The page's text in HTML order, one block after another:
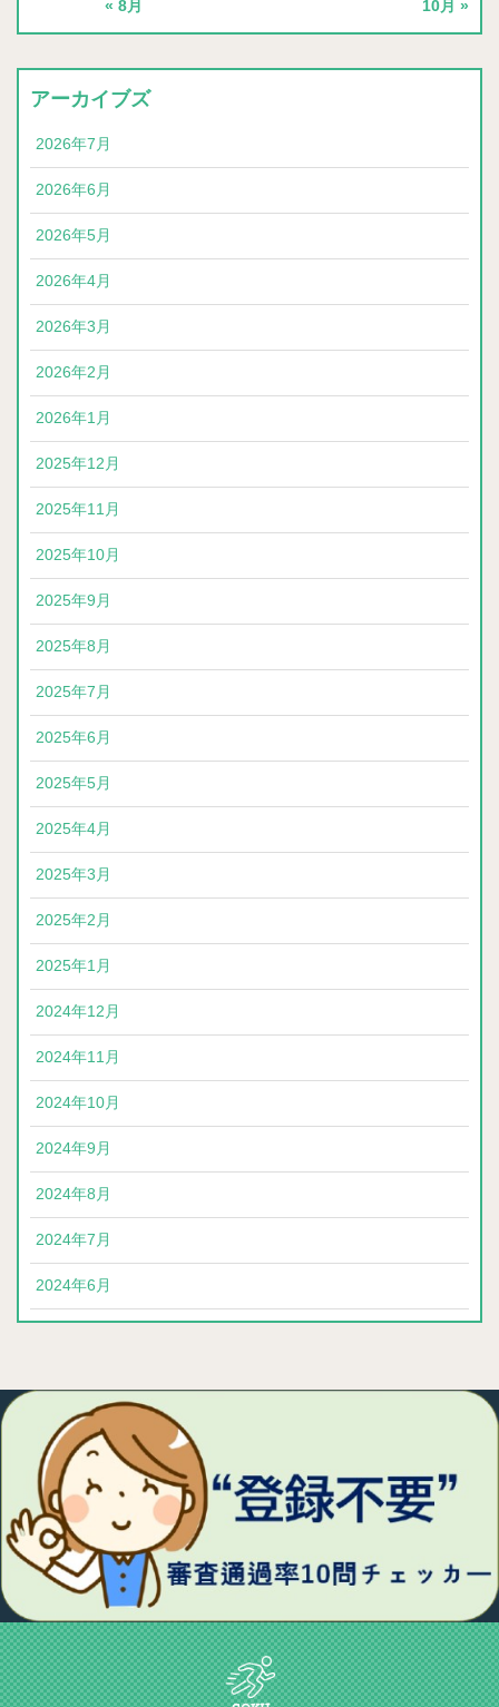
« 8月 10月 »
アーカイブズ
2026年7月
2026年6月
2026年5月
2026年4月
2026年3月
2026年2月
2026年1月
2025年12月
2025年11月
2025年10月
2025年9月
2025年8月
2025年7月
2025年6月
2025年5月
2025年4月
2025年3月
2025年2月
2025年1月
2024年12月
2024年11月
2024年10月
2024年9月
2024年8月
2024年7月
2024年6月